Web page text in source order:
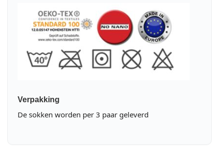
Verpakking
De sokken worden per 3 paar geleverd